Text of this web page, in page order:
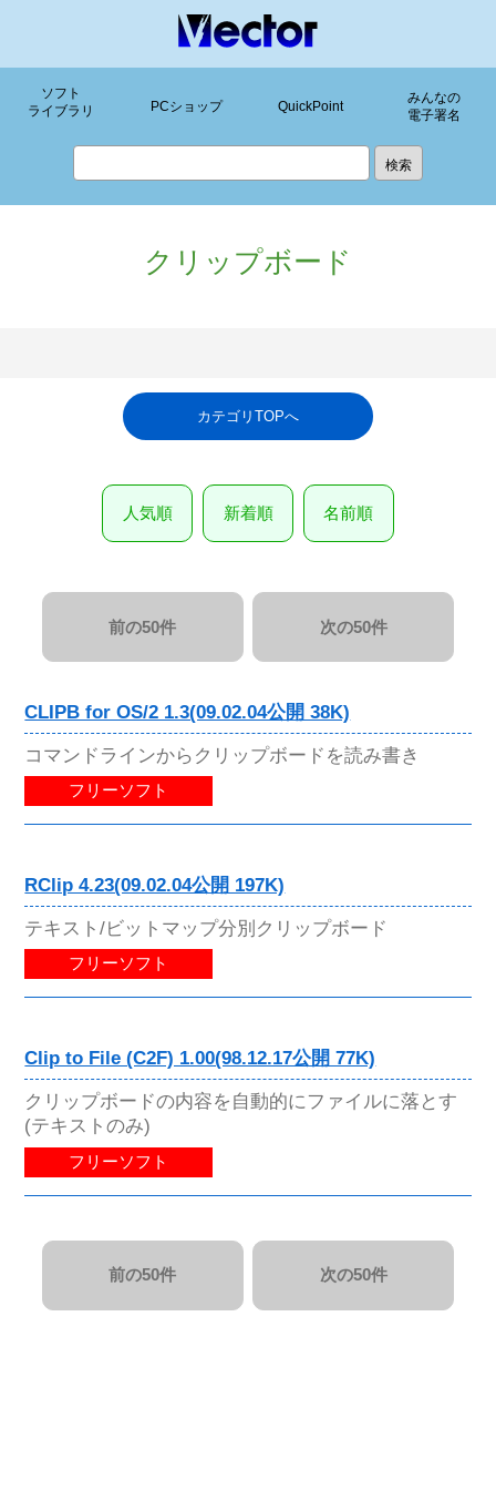
ソフト
ライブラリ
PCショップ QuickPoint
みんなの
電子署名
クリップボード
カテゴリTOPへ
人気順 新着順 名前順
前の50件 次の50件
CLIPB for OS/2 1.3(09.02.04公開 38K)
コマンドラインからクリップボードを読み書き
フリーソフト
RClip 4.23(09.02.04公開 197K)
テキスト/ビットマップ分別クリップボード
フリーソフト
Clip to File (C2F) 1.00(98.12.17公開 77K)
クリップボードの内容を自動的にファイルに落とす
(テキストのみ)
フリーソフト
前の50件 次の50件